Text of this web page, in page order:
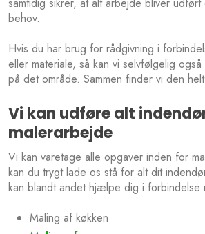
samtidig sikrer, at alt arbejde bliver
behov.
Hvis du har brug for rådgivning i
eller materiale, så kan vi selvfølgelig
på det område. Sammen finder vi den
Vi kan udføre alt
malerarbejde
Vi kan varetage alle opgaver inden for
kan du trygt lade os stå for alt dit
kan blandt andet hjælpe dig i forbindelse
Maling af køkken